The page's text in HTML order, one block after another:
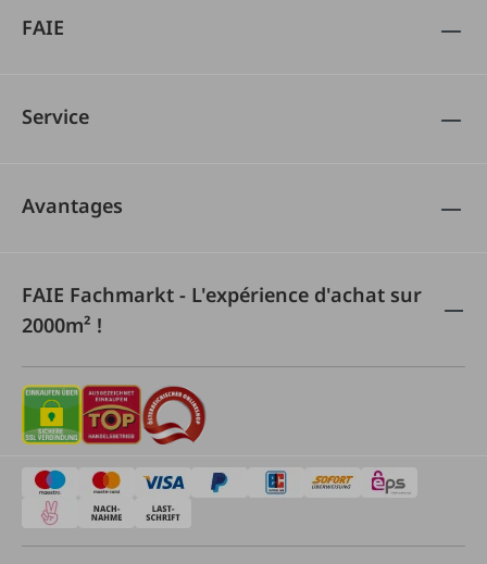
FAIE
Service
Avantages
FAIE Fachmarkt - L'expérience d'achat sur
2000m² !